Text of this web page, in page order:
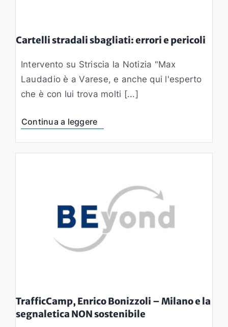
Cartelli stradali sbagliati: errori e pericoli
Intervento su Striscia la Notizia "Max
Laudadio è a Varese, e anche qui l'esperto
che è con lui trova molti [...]
Continua a leggere
TrafficCamp, Enrico Bonizzoli – Milano e la
segnaletica NON sostenibile